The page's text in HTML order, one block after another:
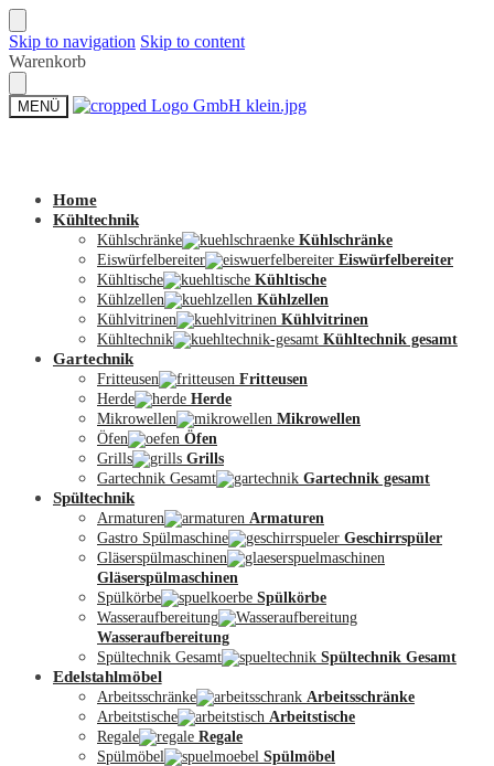
Skip to navigation Skip to content
Warenkorb
MENÜ
Zum Shop
Kontakt
Home
Kühltechnik
Kühlschränke
Kühlschränke
Eiswürfelbereiter
Eiswürfelbereiter
Kühltische
Kühltische
Kühlzellen
Kühlzellen
Kühlvitrinen
Kühlvitrinen
Kühltechnik
Kühltechnik gesamt
Gartechnik
Fritteusen
Fritteusen
Herde
Herde
Mikrowellen
Mikrowellen
Öfen
Öfen
Grills
Grills
Gartechnik Gesamt
Gartechnik gesamt
Spültechnik
Armaturen
Armaturen
Gastro Spülmaschine
Geschirrspüler
Gläserspülmaschinen
Gläserspülmaschinen
Spülkörbe
Spülkörbe
Wasseraufbereitung
Wasseraufbereitung
Spültechnik Gesamt
Spültechnik Gesamt
Edelstahlmöbel
Arbeitsschränke
Arbeitsschränke
Arbeitstische
Arbeitstische
Regale
Regale
Spülmöbel
Spülmöbel